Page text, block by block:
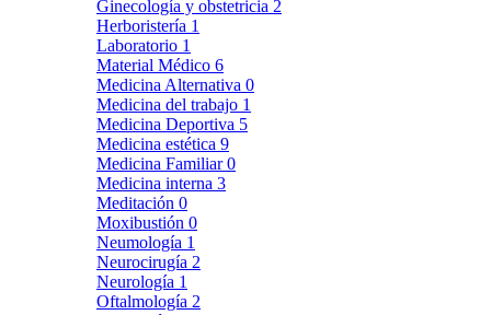
Ginecología y obstetricia 2
Herboristería 1
Laboratorio 1
Material Médico 6
Medicina Alternativa 0
Medicina del trabajo 1
Medicina Deportiva 5
Medicina estética 9
Medicina Familiar0
Medicina interna 3
Meditación 0
Moxibustión 0
Neumología 1
Neurocirugía 2
Neurología 1
Oftalmología 2